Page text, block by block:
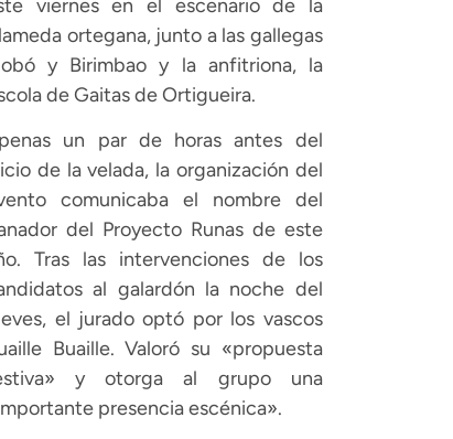
viernes en el escenario de la
ortegana, junto a las gallegas
y Birimbao y la anfitriona, la
de Gaitas de Ortigueira.
un par de horas antes del
de la velada, la organización del
comunicaba el nombre del
del Proyecto Runas de este
Tras las intervenciones de los
al galardón la noche del
el jurado optó por los vascos
Buaille. Valoró su «propuesta
y otorga al grupo una
presencia escénica».